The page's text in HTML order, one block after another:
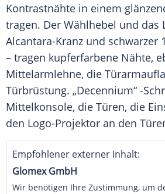
Kontrastnähte in einem
tragen. Der Wählhebel und das
Alcantara-Kranz und schwarzer
– tragen kupferfarbene Nähte,
Mittelarmlehne, die
Türbrüstung. „Decennium“ -
Mittelkonsole, die Türen, die
den Logo-Projektor an den
Empfohlener externer Inhalt:
Glomex GmbH
Wir benötigen Ihre Zustimmung, um